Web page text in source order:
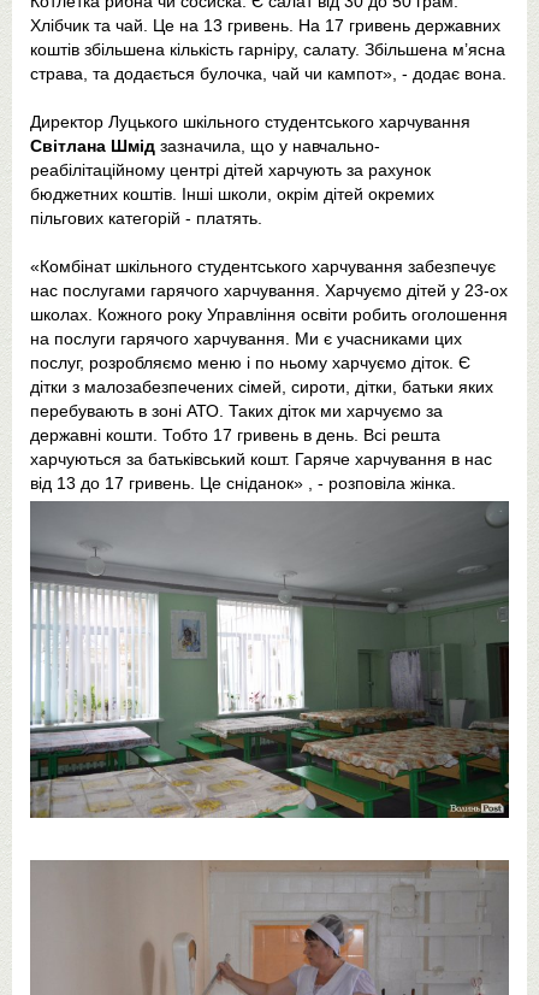
Хлібчик та чай. Це на 13 гривень. На 17 гривень державних
коштів збільшена кількість гарніру, салату. Збільшена м’ясна
страва, та додається булочка, чай чи кампот», - додає вона.
Директор Луцького шкільного студентського харчування
Світлана Шмід зазначила, що у навчально-
реабілітаційному центрі дітей харчують за рахунок
бюджетних коштів. Інші школи, окрім дітей окремих
пільгових категорій - платять.
«Комбінат шкільного студентського харчування забезпечує
нас послугами гарячого харчування. Харчуємо дітей у 23-ох
школах. Кожного року Управління освіти робить оголошення
на послуги гарячого харчування. Ми є учасниками цих
послуг, розробляємо меню і по ньому харчуємо діток. Є
дітки з малозабезпечених сімей, сироти, дітки, батьки яких
перебувають в зоні АТО. Таких діток ми харчуємо за
державні кошти. Тобто 17 гривень в день. Всі решта
харчуються за батьківський кошт. Гаряче харчування в нас
від 13 до 17 гривень. Це сніданок» , - розповіла жінка.